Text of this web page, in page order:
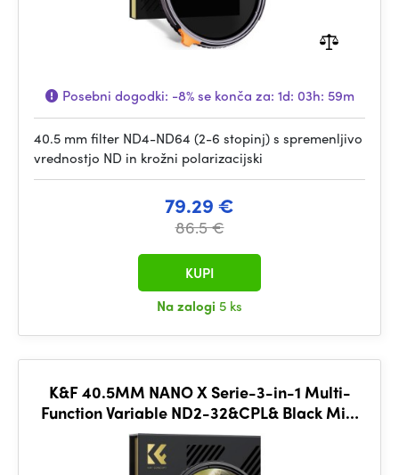
Posebni dogodki: -8%se konča za: 1d: 03h: 59m
40.5 mm filter ND4-ND64 (2-6 stopinj) s spremenljivo
vrednostjo ND in krožni polarizacijski
79.29 €
86.5 €
Na zalogi 5 ks
KUPI
K&F 40.5MM NANO X Serie-3-in-1 Multi-
Function Variable ND2-32&CPL& Black Mist
1/4